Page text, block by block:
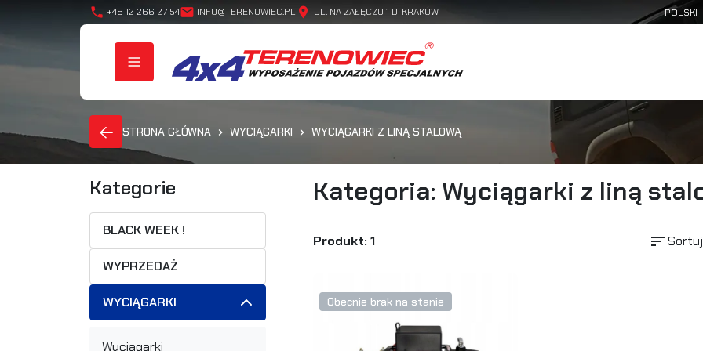
phone +48 12 266 27 54mail INFO@TERENOWIEC.PL location_on UL. NA ZAŁĘCZU 1 D, KRAKÓW
STRONA GŁÓWNA WYCIĄGARKI WYCIĄGARKI Z LINĄ STALOWĄ
Kategorie
BLACK WEEK !
WYPRZEDAŻ
WYCIĄGARKI
Wyciągarki
Kategoria: Wyciągarki z liną
Produkt: 1 sort
Obecnie brak na stanie